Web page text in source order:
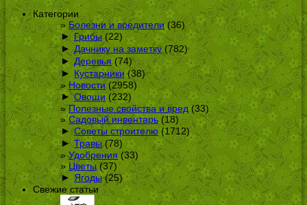
Категории
Болезни и вредители(36)
► Грибы(22)
► Дачнику на заметку (782)
► Деревья(74)
► Кустарники(38)
Новости(2958)
► Овощи(232)
Полезные свойства и вред(33)
Садовый инвентарь (18)
► Советы строителю (1712)
► Травы(78)
Удобрения (33)
Цветы(37)
► Ягоды(25)
Свежие статьи